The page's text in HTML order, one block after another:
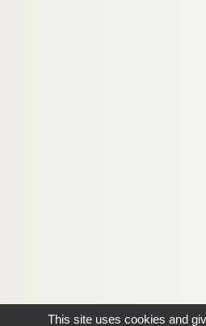
This site uses cookies and